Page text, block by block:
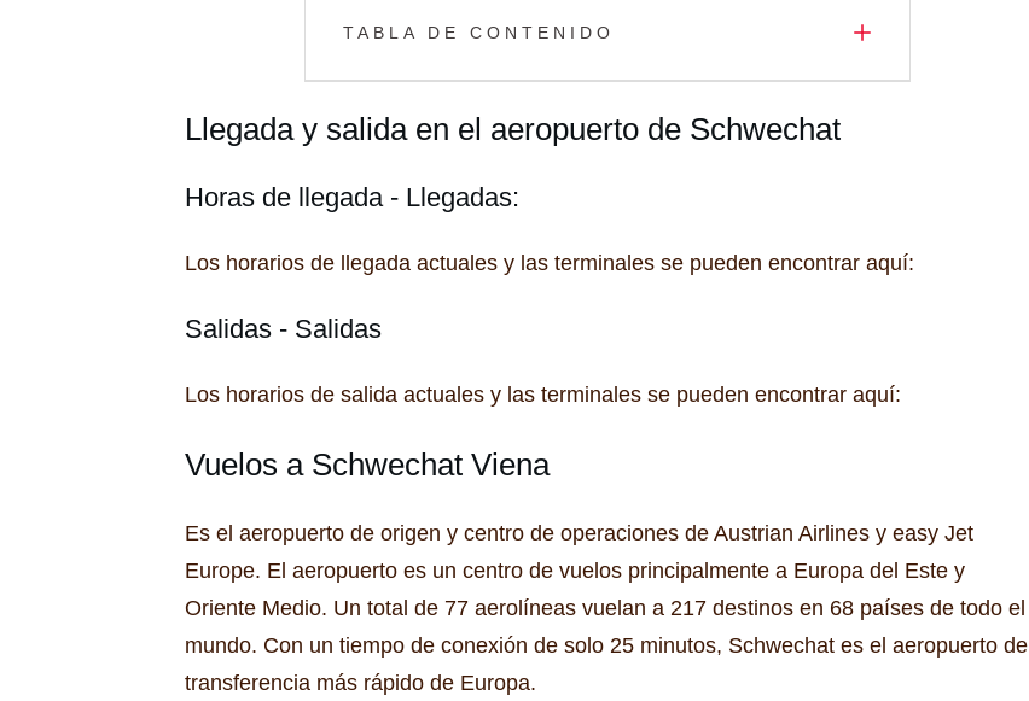
TABLA DE CONTENIDO
Llegada y salida en el aeropuerto de Schwechat
Horas de llegada - Llegadas:
Los horarios de llegada actuales y las terminales se pueden encontrar aquí:
Salidas - Salidas
Los horarios de salida actuales y las terminales se pueden encontrar aquí:
Vuelos a Schwechat Viena
Es el aeropuerto de origen y centro de operaciones de Austrian Airlines y easy Jet
Europe. El aeropuerto es un centro de vuelos principalmente a Europa del Este y
Oriente Medio. Un total de 77 aerolíneas vuelan a 217 destinos en 68 países de todo el
mundo. Con un tiempo de conexión de solo 25 minutos, Schwechat es el aeropuerto de
transferencia más rápido de Europa.